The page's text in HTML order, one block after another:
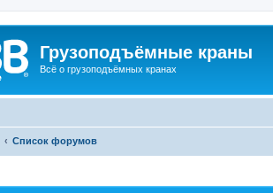
Грузоподъёмные краны
Всё о грузоподъёмных кранах
Список форумов